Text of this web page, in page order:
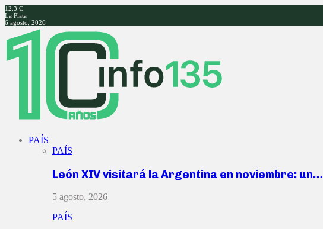
12.3 C
La Plata
6 agosto, 2026
Facebook
Twitter
Instagram
Youtube
PAÍS
PAÍS
León XIV visitará la Argentina en noviembre: un…
5 agosto, 2026
PAÍS